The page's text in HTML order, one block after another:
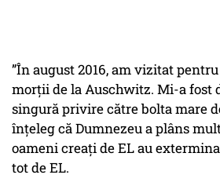
”În august 2016, am vizitat
morţii de la Auschwitz. Mi-a fost
singură privire către bolta mare
înţeleg că Dumnezeu a plâns
oameni creaţi de EL au
tot de EL.